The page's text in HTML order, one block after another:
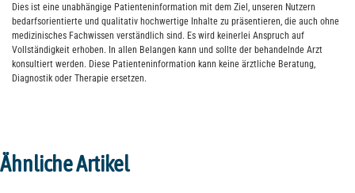
Dies ist eine unabhängige Patienteninformation mit dem Ziel, unseren Nutzern
bedarfsorientierte und qualitativ hochwertige Inhalte zu präsentieren, die auch ohne
medizinisches Fachwissen verständlich sind. Es wird keinerlei Anspruch auf
Vollständigkeit erhoben. In allen Belangen kann und sollte der behandelnde Arzt
konsultiert werden. Diese Patienteninformation kann keine ärztliche Beratung,
Diagnostik oder Therapie ersetzen.
Ähnliche Artikel